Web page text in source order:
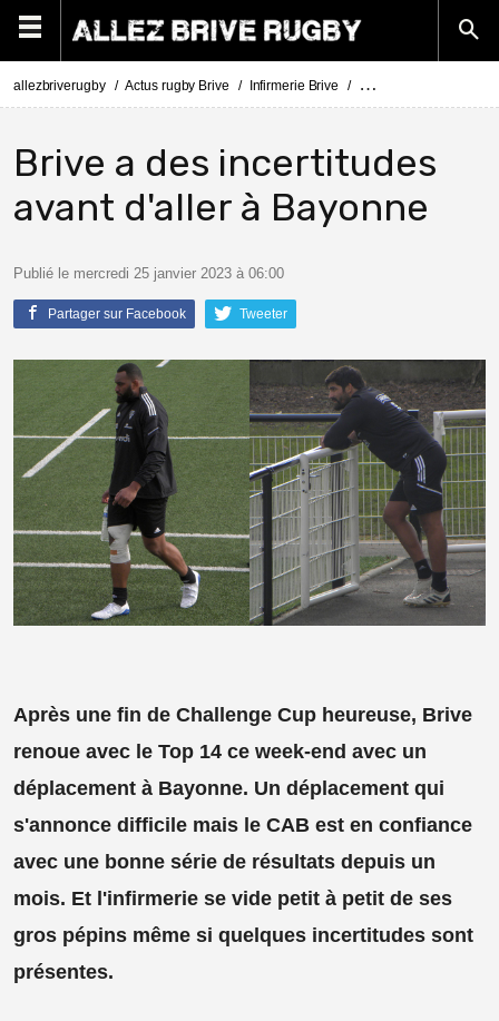
allezbriverugby Actus rugby Brive Infirmerie Brive Actus Infirmerie Brive
Brive a des incertitudes
avant d'aller à Bayonne
Publié le mercredi 25 janvier 2023 à 06:00
Partager sur Facebook Tweeter
Après une fin de Challenge Cup heureuse, Brive
renoue avec le Top 14 ce week-end avec un
déplacement à Bayonne. Un déplacement qui
s'annonce difficile mais le CAB est en confiance
avec une bonne série de résultats depuis un
mois. Et l'infirmerie se vide petit à petit de ses
gros pépins même si quelques incertitudes sont
présentes.